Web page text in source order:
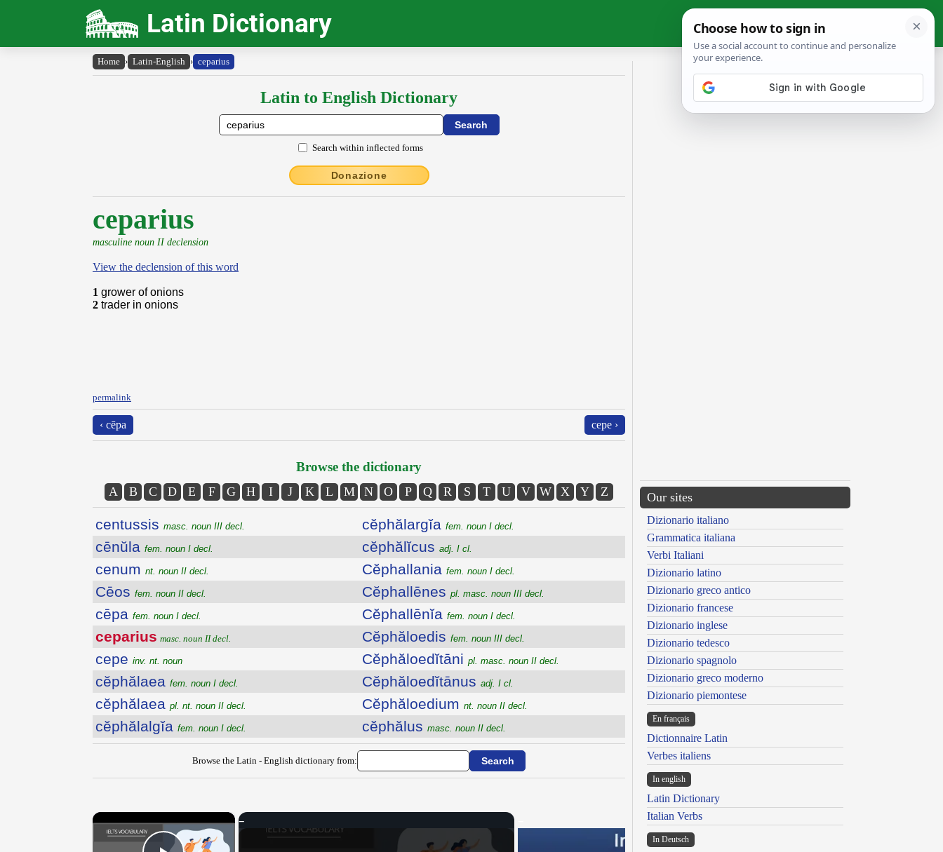
Latin Dictionary
Home › Latin-English › ceparius
Latin to English Dictionary
Search within inflected forms
Donazione
ceparius
masculine noun II declension
View the declension of this word
1 grower of onions
2 trader in onions
permalink
‹ cēpa cepe ›
Browse the dictionary
A B C D E F G H I J K L M N O P Q R S T U V W X Y Z
centussis masc. noun III decl.
cēnŭla fem. noun I decl.
cenum nt. noun II decl.
Cēos fem. noun II decl.
cēpa fem. noun I decl.
ceparius masc. noun II decl.
cepe inv. nt. noun
cĕphălaea fem. noun I decl.
cĕphălaea pl. nt. noun II decl.
cĕphălalgĭa fem. noun I decl.
cĕphălargĭa fem. noun I decl.
cĕphălĭcus adj. I cl.
Cĕphallania fem. noun I decl.
Cĕphallēnes pl. masc. noun III decl.
Cĕphallēnĭa fem. noun I decl.
Cĕphăloedis fem. noun III decl.
Cĕphăloedĭtāni pl. masc. noun II decl.
Cĕphăloedĭtānus adj. I cl.
Cĕphăloedium nt. noun II decl.
cĕphălus masc. noun II decl.
Browse the Latin - English dictionary from:
×
Our sites
Dizionario italiano
Grammatica italiana
Verbi Italiani
Dizionario latino
Dizionario greco antico
Dizionario francese
Dizionario inglese
Dizionario tedesco
Dizionario spagnolo
Dizionario greco moderno
Dizionario piemontese
En français
Dictionnaire Latin
Verbes italiens
In english
Latin Dictionary
Italian Verbs
In Deutsch